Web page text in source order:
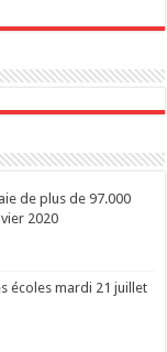
de plus de 97.000
2020
écoles mardi 21 juillet